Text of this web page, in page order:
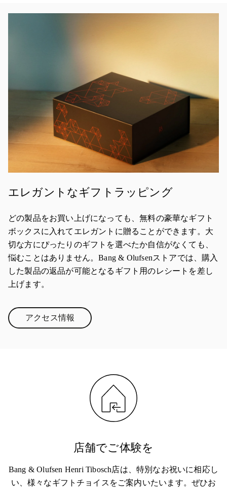
エレガントなギフトラッピング
どの製品をお買い上げになっても、無料の豪華なギフト
ボックスに入れてエレガントに贈ることができます。大
切な方にぴったりのギフトを選べたか自信がなくても、
悩むことはありません。Bang & Olufsenストアでは、購入
した製品の返品が可能となるギフト用のレシートを差し
上げます。
アクセス情報Link Opens in New Tab
店舗でご体験を
Bang & Olufsen Henri Tibosch店は、特別なお祝いに相応し
い、様々なギフトチョイスをご案内いたいます。ぜひお